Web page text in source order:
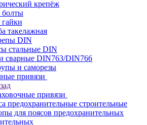
крепёж
такелажная
DIN
стальные DIN
сварные DIN763/DIN766
и саморезы
привязи
привязи
предохранительные строительные
для поясов предохранительных